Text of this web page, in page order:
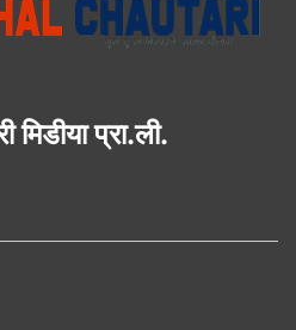
मिडीया प्रा.ली.